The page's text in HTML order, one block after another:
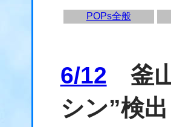
POPs全般
6/12 釜
シン”検出